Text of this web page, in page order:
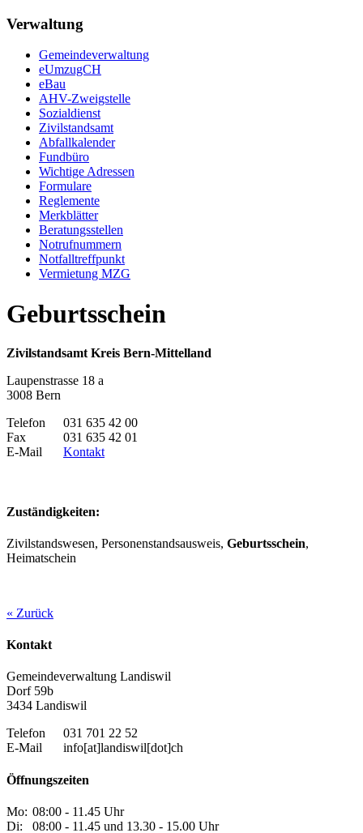
Verwaltung
Gemeindeverwaltung
eUmzugCH
eBau
AHV-Zweigstelle
Sozialdienst
Zivilstandsamt
Abfallkalender
Fundbüro
Wichtige Adressen
Formulare
Reglemente
Merkblätter
Beratungsstellen
Notrufnummern
Notfalltreffpunkt
Vermietung MZG
Geburtsschein
Zivilstandsamt Kreis Bern-Mittelland
Laupenstrasse 18 a
3008 Bern
Telefon
031 635 42 00
Fax
031 635 42 01
E-Mail
Kontakt
Zuständigkeiten:
Zivilstandswesen, Personenstandsausweis, Geburtsschein,
Heimatschein
« Zurück
Kontakt
Gemeindeverwaltung Landiswil
Dorf 59b
3434 Landiswil
Telefon
031 701 22 52
E-Mail
info[at]landiswil[dot]ch
Öffnungszeiten
Mo: 08:00 - 11.45 Uhr
Di:
08:00 - 11.45 und 13.30 - 15.00 Uhr